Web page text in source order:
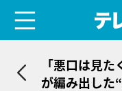
「悪口は見
が編み出した